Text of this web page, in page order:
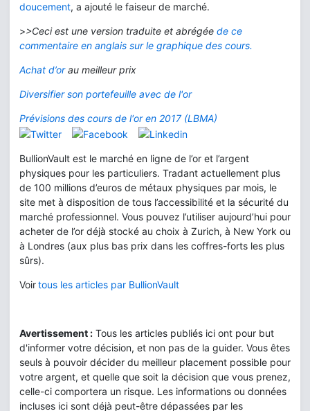
doucement, a ajouté le faiseur de marché.
>>Ceci est une version traduite et abrégée de ce
commentaire en anglais sur le graphique des cours.
Achat d’orau meilleur prix
Diversifier son portefeuille avec de l'or
Prévisions des cours de l'or en 2017 (LBMA)
BullionVault est le marché en ligne de l’or et l’argent
physiques pour les particuliers. Tradant actuellement plus
de 100 millions d’euros de métaux physiques par mois, le
site met à disposition de tous l’accessibilité et la sécurité du
marché professionnel. Vous pouvez l’utiliser aujourd’hui pour
acheter de l’or déjà stocké au choix à Zurich, à New York ou
à Londres (aux plus bas prix dans les coffres-forts les plus
sûrs).
Voirtous les articles par BullionVault
Avertissement : Tous les articles publiés ici ont pour but
d'informer votre décision, et non pas de la guider. Vous êtes
seuls à pouvoir décider du meilleur placement possible pour
votre argent, et quelle que soit la décision que vous prenez,
celle-ci comportera un risque. Les informations ou données
incluses ici sont déjà peut-être dépassées par les